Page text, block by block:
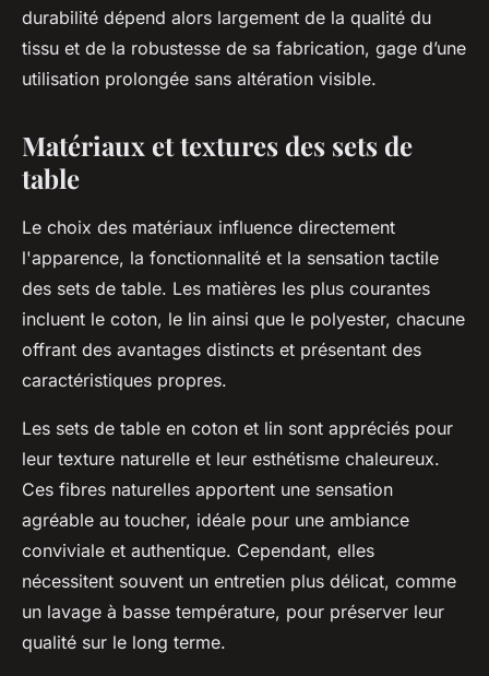
durabilité dépend alors largement de la qualité du
tissu et de la robustesse de sa fabrication, gage d’une
utilisation prolongée sans altération visible.
Matériaux et textures des sets de
table
Le choix des matériaux influence directement
l'apparence, la fonctionnalité et la sensation tactile
des sets de table. Les matières les plus courantes
incluent le coton, le lin ainsi que le polyester, chacune
offrant des avantages distincts et présentant des
caractéristiques propres.
Les sets de table en coton et lin sont appréciés pour
leur texture naturelle et leur esthétisme chaleureux.
Ces fibres naturelles apportent une sensation
agréable au toucher, idéale pour une ambiance
conviviale et authentique. Cependant, elles
nécessitent souvent un entretien plus délicat, comme
un lavage à basse température, pour préserver leur
qualité sur le long terme.